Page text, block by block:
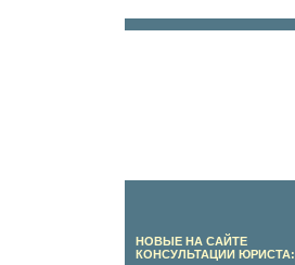
НОВЫЕ НА САЙТЕ
КОНСУЛЬТАЦИИ ЮРИСТА: